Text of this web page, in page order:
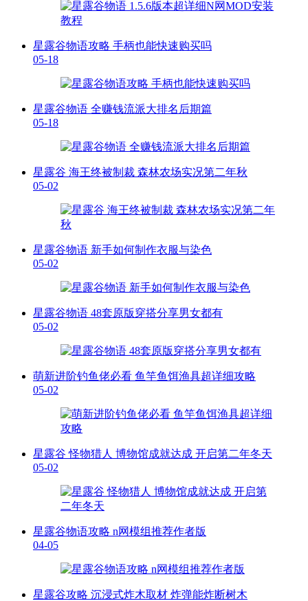
星露谷物语攻略 手柄也能快速购买吗
05-18
星露谷物语 全赚钱流派大排名后期篇
05-18
星露谷 海王终被制裁 森林农场实况第二年秋
05-02
星露谷物语 新手如何制作衣服与染色
05-02
星露谷物语 48套原版穿搭分享男女都有
05-02
萌新进阶钓鱼佬必看 鱼竿鱼饵渔具超详细攻略
05-02
星露谷 怪物猎人 博物馆成就达成 开启第二年冬天
05-02
星露谷物语攻略 n网模组推荐作者版
04-05
星露谷攻略 沉浸式炸木取材 炸弹能炸断树木